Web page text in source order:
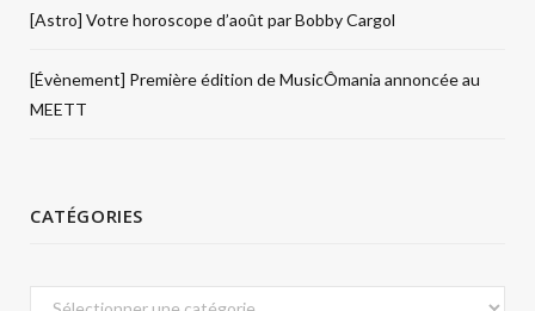
[Astro] Votre horoscope d’août par Bobby Cargol
[Évènement] Première édition de MusicÔmania annoncée au
MEETT
CATÉGORIES
Catégories